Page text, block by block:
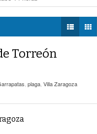
La
AND
Torreón
plaga Villa Zaragoza